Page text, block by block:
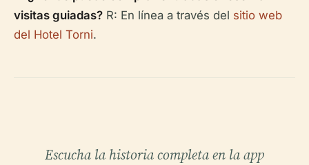
visitas guiadas? R: En línea a través del sitio web
del Hotel Torni.
Escucha la historia completa en la app